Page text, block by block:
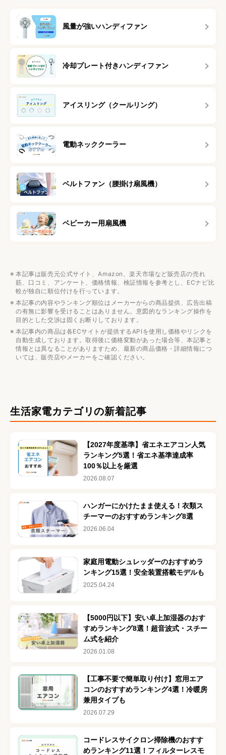
風量が強いハンディファン
冷却プレート付きハンディファン
アイスリング（クールリング）
電動ネッククーラー
ベルトファン（腰掛け扇風機）
ベビーカー用扇風機
本記事は販売元公式サイト、Amazon、楽天市場など販売店の売れ
筋、口コミ、アンケート、価格情報、検証情報を参考とし、ECナビ比
較が独自に順位付けを行っています。
本記事の内容やランキング順位はメーカーからの商品提供、広告出稿
の有無に影響を受けることはありません。意図的なランキング操作を
目的とした交渉は固くお断りしております。
本記事内の商品は各ECサイトが提供するAPIを使用し価格やリンクを
自動生成しております。取得後に価格変動があった場合等、本記事と
情報とは異なることがありますため、最新の商品価格・詳細情報につ
いては、販売店やメーカーをご確認ください。
生活家電カテゴリの新着記事
【2027年度基準】省エネエアコン人気
ランキング5選！省エネ基準達成率
100％以上を厳選
2026.08.07
ハンガーにかけたまま使える！衣類ス
チーマーのおすすめランキング8選
2026.06.04
家庭用電動シュレッダーのおすすめラ
ンキング15選！安全装置搭載モデルも
2025.04.24
【5000円以下】安い卓上加湿器のおす
すめランキング8選！超音波式・スチー
ム式を紹介
2026.01.08
【工事不要で簡単取り付け】窓用エア
コンのおすすめランキング4選！冷暖房
兼用タイプも
2026.07.29
コードレスサイクロン掃除機のおすす
めランキング11選！フィルターレスモ